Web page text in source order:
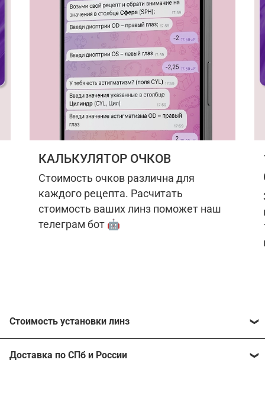
КАЛЬКУЛЯТОР ОЧКОВ
Стоимость очков различна для
каждого рецепта. Расчитать
стоимость ваших линз поможет наш
телеграм бот 🤖
Стоимость установки линз
Расчитать стоимость ваших линз поможет
Доставка по СПб и России